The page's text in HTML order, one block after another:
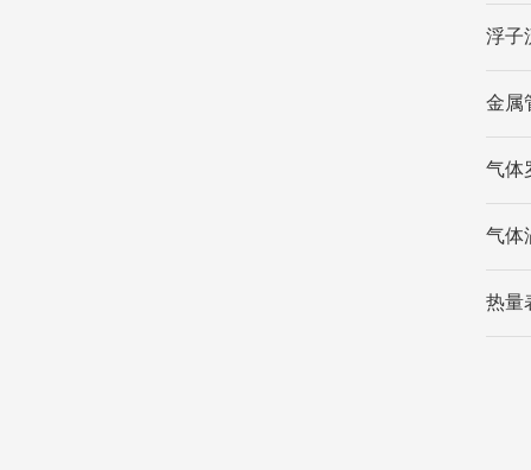
浮子
金属
气体
气体
热量